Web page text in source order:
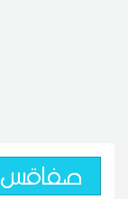
صفاقس